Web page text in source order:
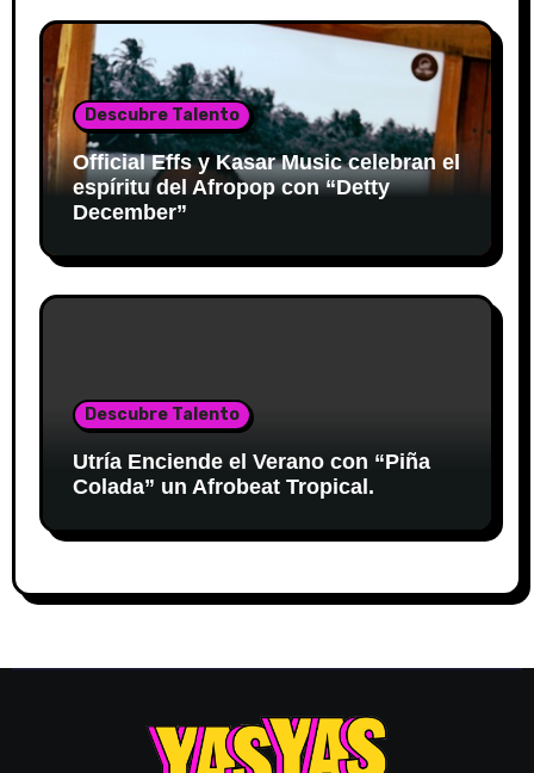
Descubre Talento
Official Effs y Kasar Music celebran el
espíritu del Afropop con “Detty
December”
Descubre Talento
Utría Enciende el Verano con “Piña
Colada” un Afrobeat Tropical.